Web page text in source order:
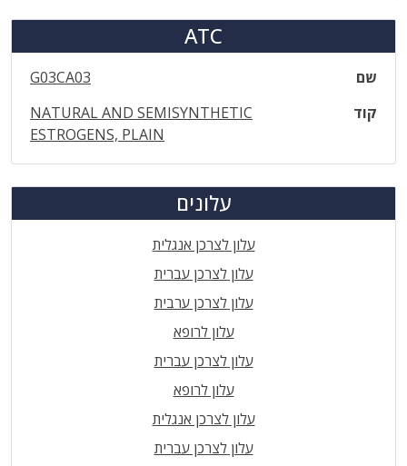
ATC
שם
G03CA03
קוד
NATURAL AND SEMISYNTHETIC
ESTROGENS, PLAIN
עלונים
עלון לצרכן אנגלית
עלון לצרכן עברית
עלון לצרכן ערבית
עלון לרופא
עלון לצרכן עברית
עלון לרופא
עלון לצרכן אנגלית
עלון לצרכן עברית